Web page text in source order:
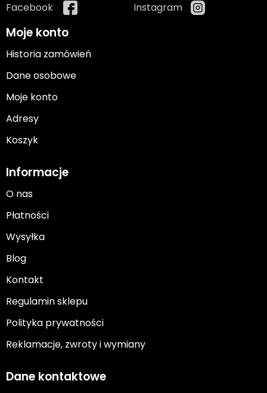
Facebook Instagram
Moje konto
Historia zamówień
Dane osobowe
Moje konto
Adresy
Koszyk
Informacje
O nas
Płatności
Wysyłka
Blog
Kontakt
Regulamin sklepu
Polityka prywatności
Reklamacje, zwroty i wymiany
Dane kontaktowe